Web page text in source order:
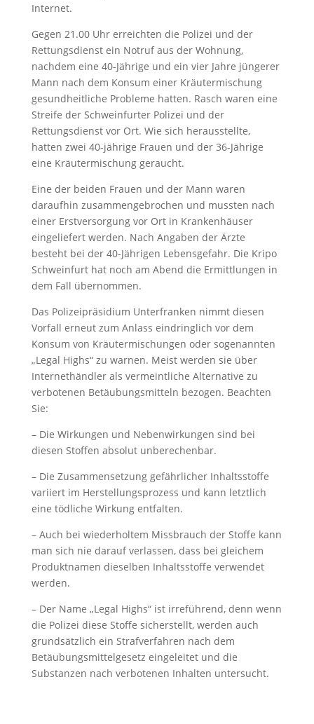
Internet.
Gegen 21.00 Uhr erreichten die Polizei und der
Rettungsdienst ein Notruf aus der Wohnung,
nachdem eine 40-Jährige und ein vier Jahre jüngerer
Mann nach dem Konsum einer Kräutermischung
gesundheitliche Probleme hatten. Rasch waren eine
Streife der Schweinfurter Polizei und der
Rettungsdienst vor Ort. Wie sich herausstellte,
hatten zwei 40-jährige Frauen und der 36-Jährige
eine Kräutermischung geraucht.
Eine der beiden Frauen und der Mann waren
daraufhin zusammengebrochen und mussten nach
einer Erstversorgung vor Ort in Krankenhäuser
eingeliefert werden. Nach Angaben der Ärzte
besteht bei der 40-Jährigen Lebensgefahr. Die Kripo
Schweinfurt hat noch am Abend die Ermittlungen in
dem Fall übernommen.
Das Polizeipräsidium Unterfranken nimmt diesen
Vorfall erneut zum Anlass eindringlich vor dem
Konsum von Kräutermischungen oder sogenannten
„Legal Highs“ zu warnen. Meist werden sie über
Internethändler als vermeintliche Alternative zu
verbotenen Betäubungsmitteln bezogen. Beachten
Sie:
– Die Wirkungen und Nebenwirkungen sind bei
diesen Stoffen absolut unberechenbar.
– Die Zusammensetzung gefährlicher Inhaltsstoffe
variiert im Herstellungsprozess und kann letztlich
eine tödliche Wirkung entfalten.
– Auch bei wiederholtem Missbrauch der Stoffe kann
man sich nie darauf verlassen, dass bei gleichem
Produktnamen dieselben Inhaltsstoffe verwendet
werden.
– Der Name „Legal Highs“ ist irreführend, denn wenn
die Polizei diese Stoffe sicherstellt, werden auch
grundsätzlich ein Strafverfahren nach dem
Betäubungsmittelgesetz eingeleitet und die
Substanzen nach verbotenen Inhalten untersucht.